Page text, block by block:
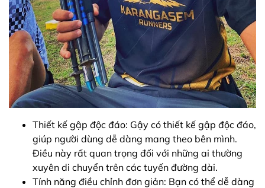
Thiết kế gập độc đáo: Gậy có thiết kế gập độc đáo,
giúp người dùng dễ dàng mang theo bên mình.
Điều này rất quan trọng đối với những ai thường
xuyên di chuyển trên các tuyến đường dài.
Tính năng điều chỉnh đơn giản: Bạn có thể dễ dàng